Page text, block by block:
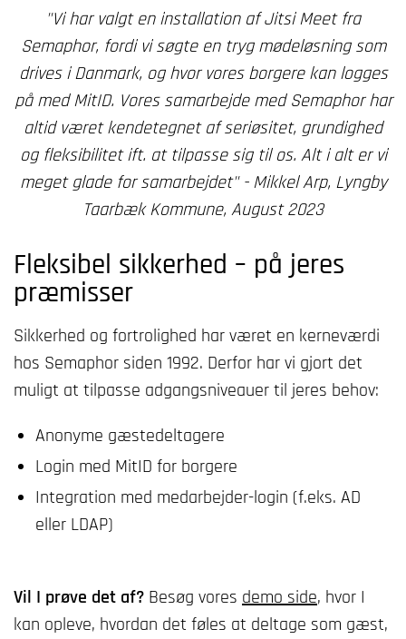
"Vi har valgt en installation af Jitsi Meet fra
Semaphor, fordi vi søgte en tryg mødeløsning som
drives i Danmark, og hvor vores borgere kan logges
på med MitID. Vores samarbejde med Semaphor har
altid været kendetegnet af seriøsitet, grundighed
og fleksibilitet ift. at tilpasse sig til os. Alt i alt er vi
meget glade for samarbejdet" - Mikkel Arp, Lyngby
Taarbæk Kommune, August 2023
Fleksibel sikkerhed – på jeres
præmisser
Sikkerhed og fortrolighed har været en kerneværdi
hos Semaphor siden 1992. Derfor har vi gjort det
muligt at tilpasse adgangsniveauer til jeres behov:
Anonyme gæstedeltagere
Login med MitID for borgere
Integration med medarbejder-login (f.eks. AD
eller LDAP)
Vil I prøve det af? Besøg vores demo side, hvor I
kan opleve, hvordan det føles at deltage som gæst,